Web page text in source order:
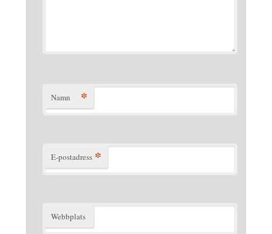
Namn *
E-postadress *
Webbplats